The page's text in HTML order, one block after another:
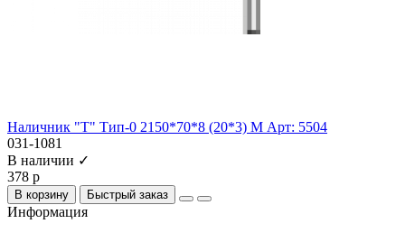
Наличник "Т" Тип-0 2150*70*8 (20*3) М Арт: 5504
031-1081
В наличии ✓
378 р
В корзину Быстрый заказ
Информация